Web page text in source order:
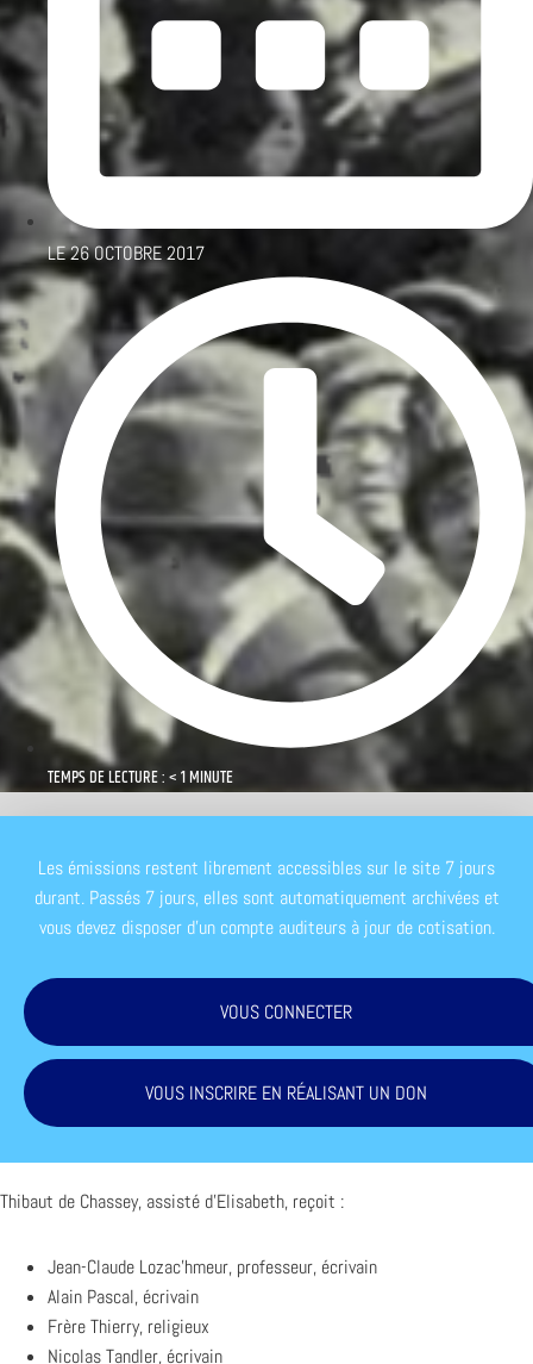
LE26 OCTOBRE 2017
TEMPS DE LECTURE : < 1 MINUTE
Les émissions restent librement accessibles sur le site 7 jours
durant. Passés 7 jours, elles sont automatiquement archivées et
vous devez disposer d'un compte auditeurs à jour de cotisation.
VOUS CONNECTER
VOUS INSCRIRE EN RÉALISANT UN DON
Thibaut de Chassey, assisté d’Elisabeth, reçoit :
Jean-Claude Lozac’hmeur, professeur, écrivain
Alain Pascal, écrivain
Frère Thierry, religieux
Nicolas Tandler, écrivain